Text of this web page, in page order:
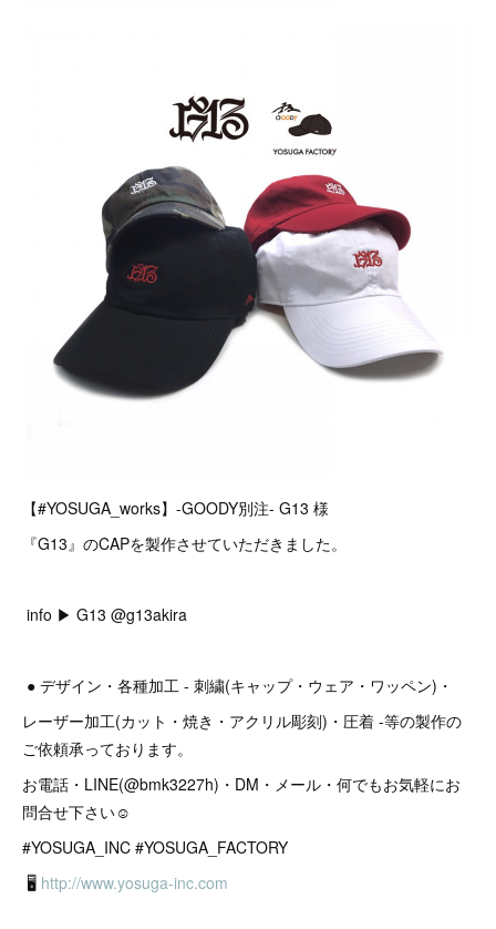
【#YOSUGA_works】-GOODY別注- G13 様
『G13』のCAPを製作させていただきました。
info ▶︎ G13 @g13akira
● デザイン・各種加工 - 刺繍(キャップ・ウェア・ワッペン)・
レーザー加工(カット・焼き・アクリル彫刻)・圧着 -等の製作の
ご依頼承っております。
お電話・LINE(@bmk3227h)・DM・メール・何でもお気軽にお
問合せ下さい☺︎
#YOSUGA_INC #YOSUGA_FACTORY
🖥 http://www.yosuga-inc.com